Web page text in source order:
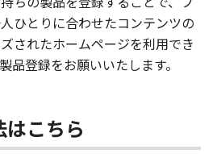
ひとりに合わせたコンテンツの
されたホームページを利用でき
品登録をお願いいたします。
こちら